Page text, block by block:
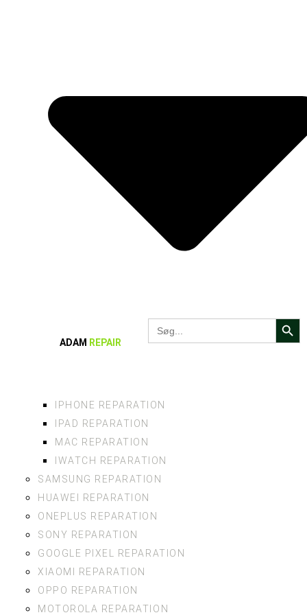
IPHONE REPARATION
IPAD REPARATION
MAC REPARATION
IWATCH REPARATION
SAMSUNG REPARATION
HUAWEI REPARATION
ONEPLUS REPARATION
SONY REPARATION
GOOGLE PIXEL REPARATION
XIAOMI REPARATION
OPPO REPARATION
MOTOROLA REPARATION
ADAM REPAIR
Search
for:
Search